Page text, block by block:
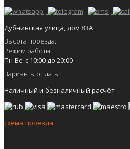
Дубнинская улица, дом 83А
Высота проезда:
Режим работы:
Пн-Вс: с 10:00 до 20:00
Варианты оплаты:
Наличный и безналичный расчёт
схема проезда